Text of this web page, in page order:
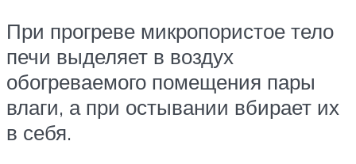
При прогреве микропористое тело
печи выделяет в воздух
обогреваемого помещения пары
влаги, а при остывании вбирает их
в себя.